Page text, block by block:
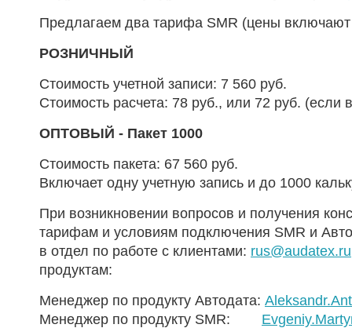
Предлагаем два тарифа SMR (цены
РОЗНИЧНЫЙ
Стоимость учетной записи: 7 560 руб.
Стоимость расчета: 78 руб., или 72 руб.
ОПТОВЫЙ - Пакет 1000
Стоимость пакета: 67 560 руб.
Включает одну учетную запись и до 1000
При возникновении вопросов и получения
тарифам и условиям подключения SMR и
в отдел по работе с клиентами: rus@audatex.ru
продуктам:
Менеджер по продукту Автодата:
Менеджер по продукту SMR: